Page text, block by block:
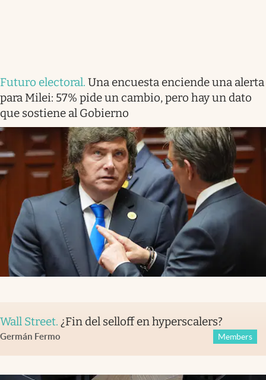
Futuro electoral. Una encuesta enciende una alerta
para Milei: 57% pide un cambio, pero hay un dato
que sostiene al Gobierno
Wall Street. ¿Fin del selloff en hyperscalers?
Germán Fermo Members